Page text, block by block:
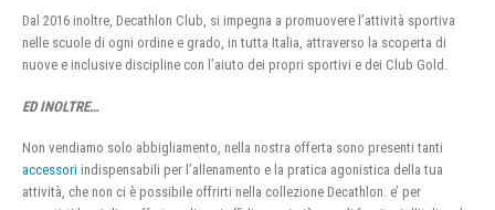
Dal 2016 inoltre, Decathlon Club, si impegna a promuovere l’attività sportiva
nelle scuole di ogni ordine e grado, in tutta Italia, attraverso la scoperta di
nuove e inclusive discipline con l’aiuto dei propri sportivi e dei Club Gold.
ED INOLTRE…
Non vendiamo solo abbigliamento, nella nostra offerta sono presenti tanti
accessori indispensabili per l’allenamento e la pratica agonistica della tua
attività, che non ci è possibile offrirti nella collezione Decathlon. e’ per